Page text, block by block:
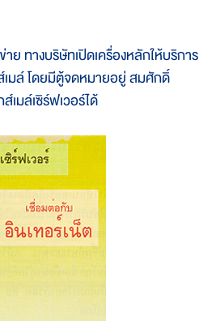
ทางบริษัทเปิดเครื่องหลักให้บริการ
มล์ โดยมีตู้จดหมายอยู่ สมศักดิ์
มล์เซิร์ฟเวอร์ได้